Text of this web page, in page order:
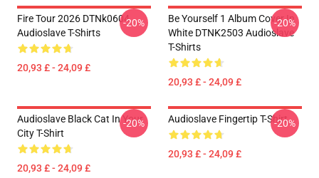
Fire Tour 2026 DTNk0604
Audioslave T-Shirts
20,93 £ - 24,09 £
-20%
Be Yourself 1 Album Cover In
White DTNK2503 Audioslave
T-Shirts
20,93 £ - 24,09 £
-20%
Audioslave Black Cat In Your
City T-Shirt
20,93 £ - 24,09 £
-20% Audioslave Fingertip T-Shirt
20,93 £ - 24,09 £
-20%